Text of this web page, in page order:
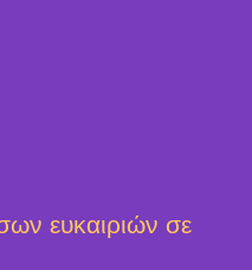
ευκαιριών σε